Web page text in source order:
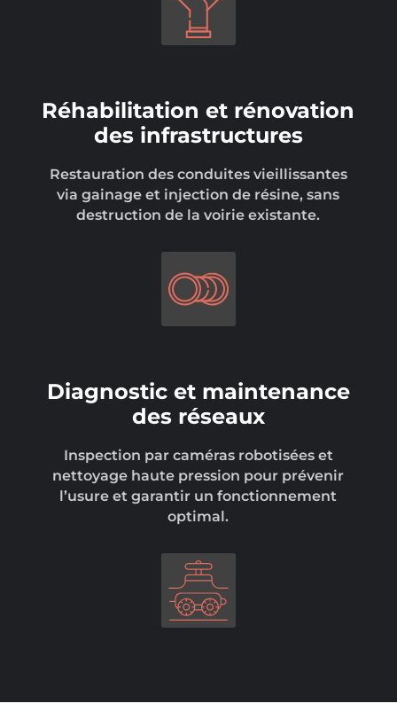
Réhabilitation et rénovation
des infrastructures
Restauration des conduites vieillissantes
via gainage et injection de résine, sans
destruction de la voirie existante.
Diagnostic et maintenance
des réseaux
Inspection par caméras robotisées et
nettoyage haute pression pour prévenir
l’usure et garantir un fonctionnement
optimal.